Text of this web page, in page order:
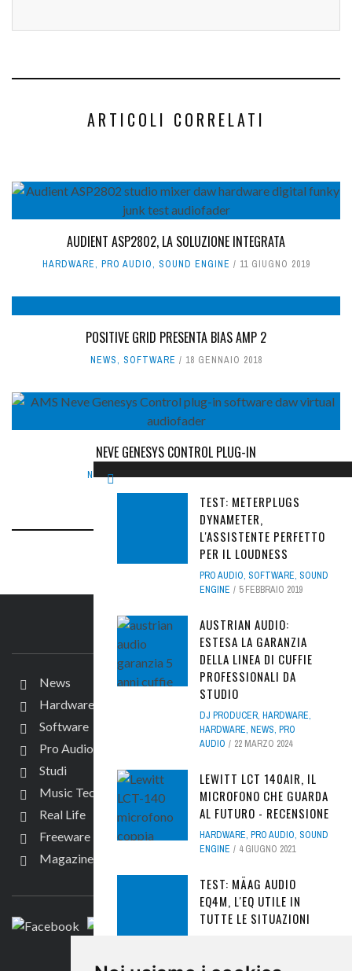
ARTICOLI CORRELATI
AUDIENT ASP2802, LA SOLUZIONE INTEGRATA
HARDWARE, PRO AUDIO, SOUND ENGINE 11 GIUGNO 2019
POSITIVE GRID PRESENTA BIAS AMP 2
NEWS, SOFTWARE 18 GENNAIO 2018
NEVE GENESYS CONTROL PLUG-IN
NEWS,SOFTWARE 13 DICEMBRE 2019
TEST: METERPLUGS
DYNAMETER,
L'ASSISTENTE PERFETTO
PER IL LOUDNESS
PRO AUDIO, SOFTWARE, SOUND
ENGINE
5 FEBBRAIO 2019
AUSTRIAN AUDIO:
ESTESA LA GARANZIA
DELLA LINEA DI CUFFIE
PROFESSIONALI DA
STUDIO
DJ PRODUCER, HARDWARE,
HARDWARE, NEWS, PRO
AUDIO
22 MARZO 2024
LEWITT LCT 140AIR, IL
MICROFONO CHE GUARDA
AL FUTURO - RECENSIONE
HARDWARE, PRO AUDIO, SOUND
ENGINE
4 GIUGNO 2021
TEST: MÄAG AUDIO
EQ4M, L'EQ UTILE IN
TUTTE LE SITUAZIONI
IL SITO
News
Hardware
Software
Pro Audio
Studi
Music Tech
Real Life
Freeware
Magazine
SEGUICI
CONTATTACI